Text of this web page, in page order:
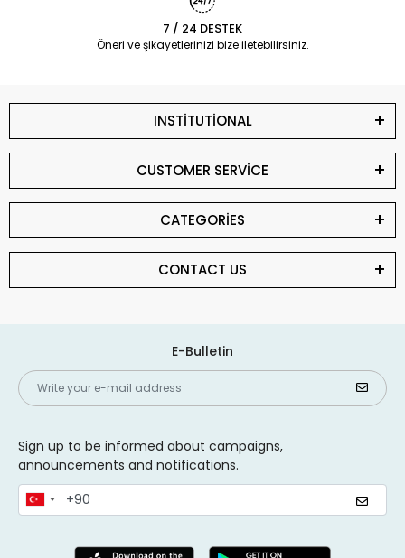
7 / 24 DESTEK
Öneri ve şikayetlerinizi bize iletebilirsiniz.
INSTİTUTİONAL
CUSTOMER SERVİCE
CATEGORİES
CONTACT US
E-Bulletin
Sign up to be informed about campaigns,
announcements and notifications.